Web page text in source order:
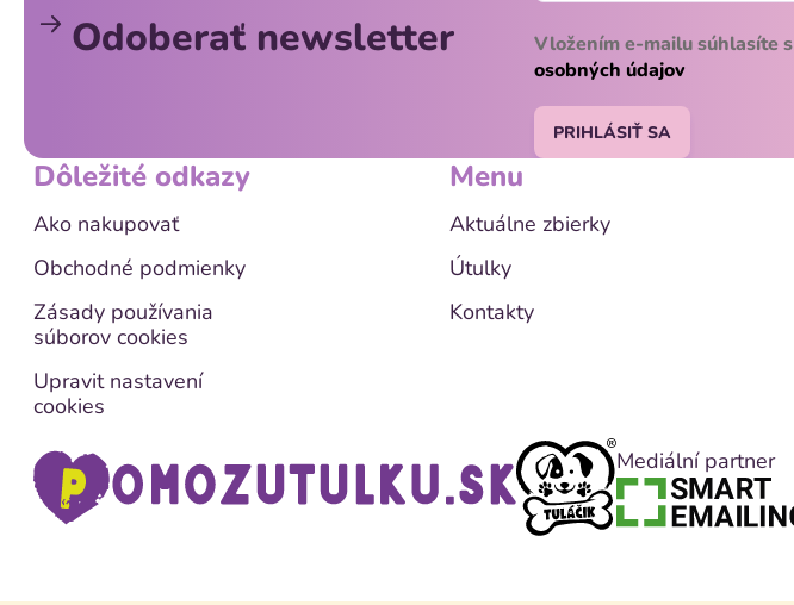
Odoberať newsletter Vložením e-mailu súhlasíte s
osobných údajov
PRIHLÁSIŤ SA
Dôležité odkazy
Ako nakupovať
Obchodné podmienky
Zásady používania
súborov cookies
Upravit nastavení
cookies
Menu
Aktuálne zbierky
Útulky
Kontakty
Mediální partner